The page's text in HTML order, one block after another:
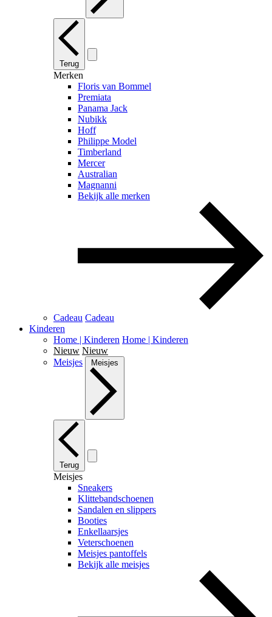
Terug
Merken
Floris van Bommel
Premiata
Panama Jack
Nubikk
Hoff
Philippe Model
Timberland
Mercer
Australian
Magnanni
Bekijk alle merken
Cadeau Cadeau
Kinderen
Home | Kinderen Home | Kinderen
Nieuw Nieuw
Meisjes
Meisjes
Terug
Meisjes
Sneakers
Klittebandschoenen
Sandalen en slippers
Booties
Enkellaarsjes
Veterschoenen
Meisjes pantoffels
Bekijk alle meisjes